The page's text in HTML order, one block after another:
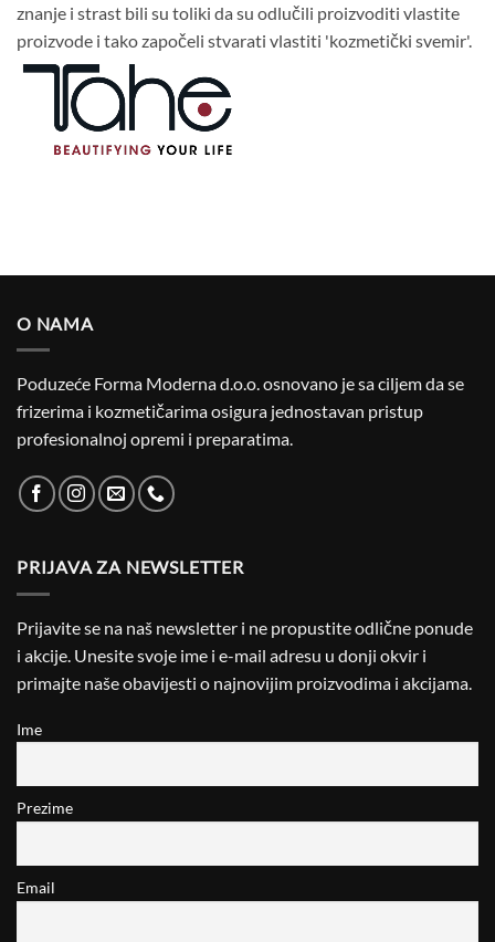
znanje i strast bili su toliki da su odlučili proizvoditi vlastite
proizvode i tako započeli stvarati vlastiti 'kozmetički svemir'.
O NAMA
Poduzeće Forma Moderna d.o.o. osnovano je sa ciljem da se
frizerima i kozmetičarima osigura jednostavan pristup
profesionalnoj opremi i preparatima.
PRIJAVA ZA NEWSLETTER
Prijavite se na naš newsletter i ne propustite odlične ponude
i akcije. Unesite svoje ime i e-mail adresu u donji okvir i
primajte naše obavijesti o najnovijim proizvodima i akcijama.
Ime
Prezime
Email